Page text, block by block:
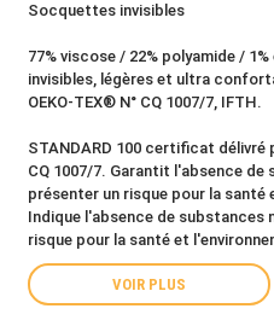
Socquettes invisibles
77% viscose / 22% polyamide /
invisibles, légères et ultra
OEKO-TEX® N° CQ 1007/7, IFTH.
STANDARD 100 certificat délivré
CQ 1007/7. Garantit l'absence
présenter un risque pour la santé
Indique l'absence de substances
risque pour la santé et
VOIR PLUS